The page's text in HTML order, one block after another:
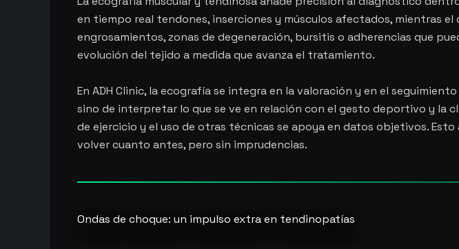
en tiempo real tendones, inserciones y músculos afectados, mientras
engrosamientos, zonas de degeneración, bursitis o adherencias que
evolución del tejido a medida que avanza el tratamiento.
En ADH Clinic, la ecografía se integra en la valoración y en el
sino de interpretar lo que se ve en relación con el gesto deportivo y la
de ejercicio y el uso de otras técnicas se apoya en datos objetivos.
volver cuanto antes, pero sin imprudencias.
Ondas de choque: un impulso extra en tendinopatías